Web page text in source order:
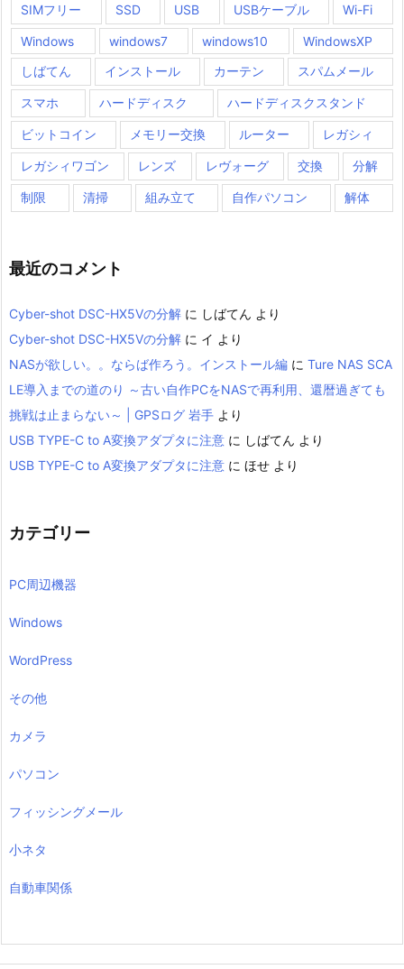
SIMフリー SSD USB USBケーブル Wi-Fi
Windows windows7 windows10
WindowsXP
しばてん
インストール カーテン スパムメール
スマホ ハードディスク ハードディスクスタンド
ビットコイン メモリー交換 ルーター レガシィ
レガシィワゴン レンズ レヴォーグ 交換 分解
制限 清掃 組み立て 自作パソコン 解体
最近のコメント
Cyber-shot DSC-HX5Vの分解 に しばてん より
Cyber-shot DSC-HX5Vの分解 に イ より
NASが欲しい。。ならば作ろう。インストール編 に Ture NAS SCA
LE導入までの道のり ～古い自作PCをNASで再利用、還暦過ぎても
挑戦は止まらない～ | GPSログ 岩手 より
USB TYPE-C to A変換アダプタに注意 に しばてん より
USB TYPE-C to A変換アダプタに注意 に ほせ より
カテゴリー
PC周辺機器
Windows
WordPress
その他
カメラ
パソコン
フィッシングメール
小ネタ
自動車関係